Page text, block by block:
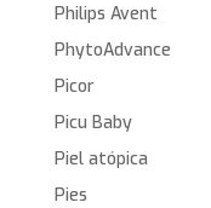
Philips Avent
PhytoAdvance
Picor
Picu Baby
Piel atópica
Pies